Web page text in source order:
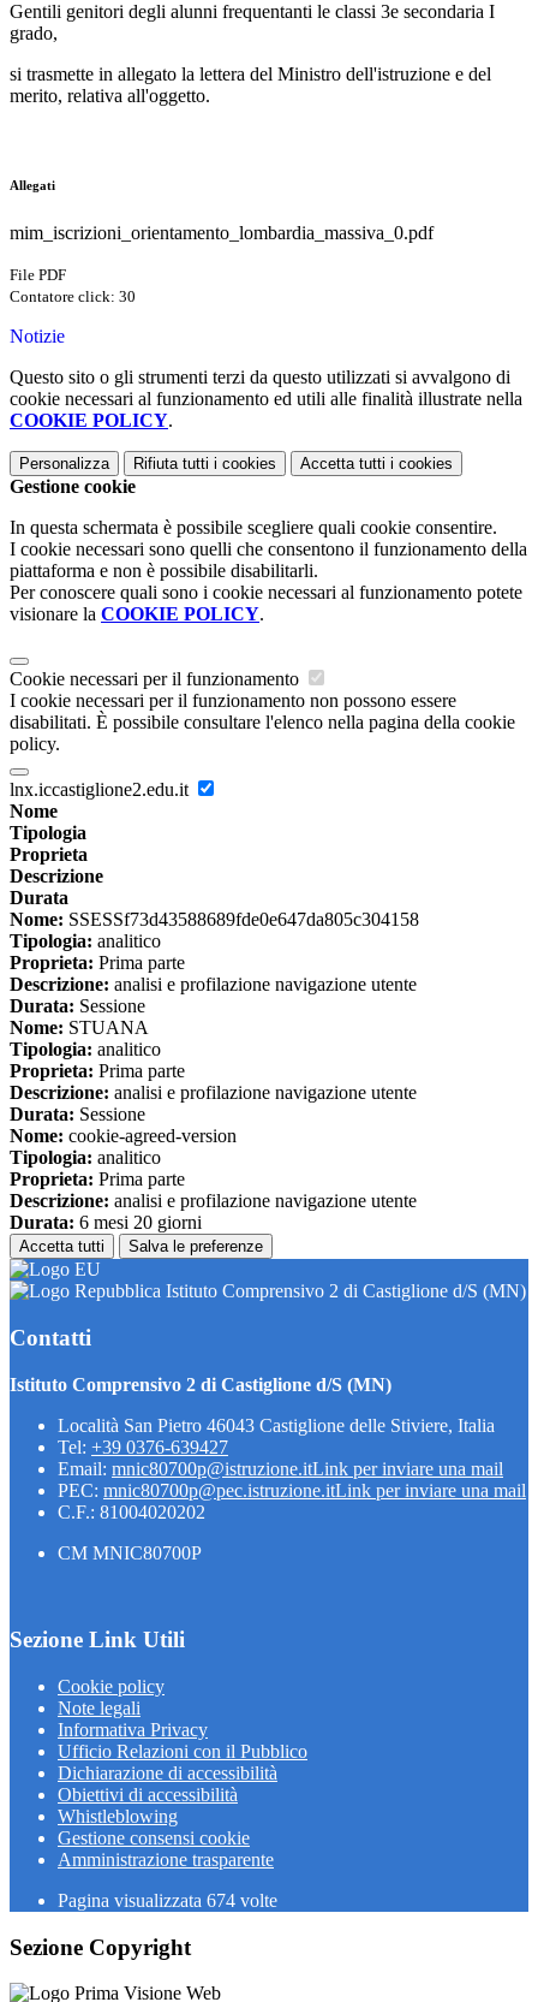
Gentili genitori degli alunni frequentanti le classi 3e secondaria I
grado,
si trasmette in allegato la lettera del Ministro dell'istruzione e del
merito, relativa all'oggetto.
Allegati
mim_iscrizioni_orientamento_lombardia_massiva_0.pdf
File PDF
Contatore click: 30
Notizie
Questo sito o gli strumenti terzi da questo utilizzati si avvalgono di
cookie necessari al funzionamento ed utili alle finalità illustrate nella
COOKIE POLICY.
Personalizza Rifiuta tutti i cookies Accetta tutti i cookies
Gestione cookie
In questa schermata è possibile scegliere quali cookie consentire.
I cookie necessari sono quelli che consentono il funzionamento della
piattaforma e non è possibile disabilitarli.
Per conoscere quali sono i cookie necessari al funzionamento potete
visionare la COOKIE POLICY.
Cookie necessari per il funzionamento
I cookie necessari per il funzionamento non possono essere
disabilitati. È possibile consultare l'elenco nella pagina della cookie
policy.
lnx.iccastiglione2.edu.it
Nome
Tipologia
Proprieta
Descrizione
Durata
Nome: SSESSf73d43588689fde0e647da805c304158
Tipologia: analitico
Proprieta: Prima parte
Descrizione: analisi e profilazione navigazione utente
Durata: Sessione
Nome: STUANA
Tipologia: analitico
Proprieta: Prima parte
Descrizione: analisi e profilazione navigazione utente
Durata: Sessione
Nome: cookie-agreed-version
Tipologia: analitico
Proprieta: Prima parte
Descrizione: analisi e profilazione navigazione utente
Durata: 6 mesi 20 giorni
Accetta tutti Salva le preferenze
Istituto Comprensivo 2 di Castiglione d/S (MN)
Contatti
Istituto Comprensivo 2 di Castiglione d/S (MN)
Località San Pietro 46043 Castiglione delle Stiviere, Italia
Tel: +39 0376-639427
Email: mnic80700p@istruzione.itLink per inviare una mail
PEC: mnic80700p@pec.istruzione.itLink per inviare una mail
C.F.: 81004020202
CM MNIC80700P
Sezione Link Utili
Cookie policy
Note legali
Informativa Privacy
Ufficio Relazioni con il Pubblico
Dichiarazione di accessibilità
Obiettivi di accessibilità
Whistleblowing
Gestione consensi cookie
Amministrazione trasparente
Pagina visualizzata 674 volte
Sezione Copyright